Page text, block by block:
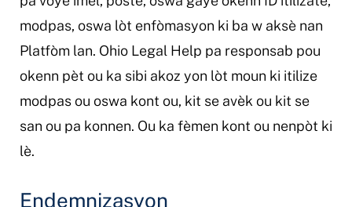
modpas, oswa lòt enfòmasyon ki ba w aksè nan
Platfòm lan. Ohio Legal Help pa responsab pou
okenn pèt ou ka sibi akoz yon lòt moun ki itilize
modpas ou oswa kont ou, kit se avèk ou kit se
san ou pa konnen. Ou ka fèmen kont ou nenpòt ki
lè.
Endemnizasyon